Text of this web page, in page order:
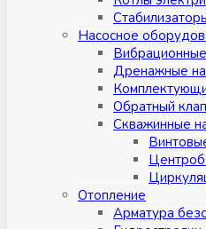
Насосное
Дренажные
Обратный
Скважинные
Отопление
Арматура